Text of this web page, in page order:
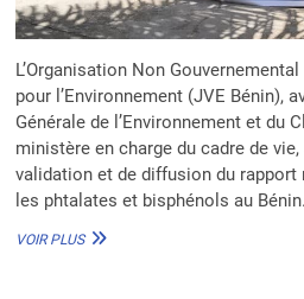
L’Organisation Non
pour l’Environnement (JVE Bénin),
Générale de l’Environnement et du
ministère en charge du cadre de
validation et de diffusion du
les phtalates et bisphénols au Bénin.
VOIR PLUSPOLLUANTS